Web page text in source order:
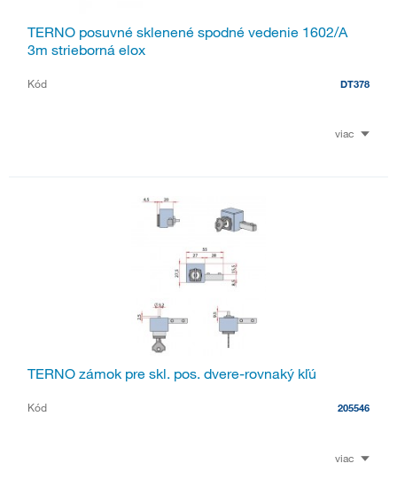
TERNO posuvné sklenené spodné vedenie 1602/A
3m strieborná elox
Kód DT378
viac
TERNO zámok pre skl. pos. dvere-rovnaký kľú
Kód 205546
viac